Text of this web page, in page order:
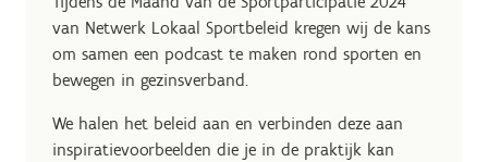
van Netwerk Lokaal Sportbeleid kregen wij de kans
om samen een podcast te maken rond sporten en
bewegen in gezinsverband.
We halen het beleid aan en verbinden deze aan
inspiratievoorbeelden die je in de praktijk kan